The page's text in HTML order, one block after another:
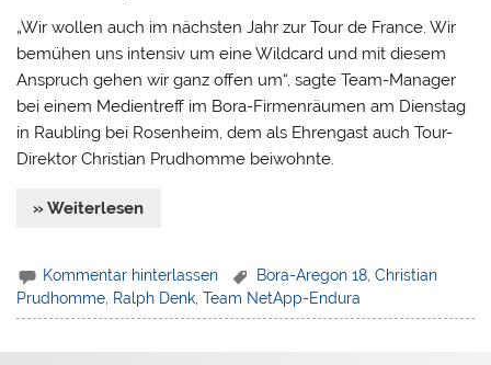
„Wir wollen auch im nächsten Jahr zur Tour de France. Wir
bemühen uns intensiv um eine Wildcard und mit diesem
Anspruch gehen wir ganz offen um“, sagte Team-Manager
bei einem Medientreff im Bora-Firmenräumen am Dienstag
in Raubling bei Rosenheim, dem als Ehrengast auch Tour-
Direktor Christian Prudhomme beiwohnte.
» Weiterlesen
Kommentar hinterlassen Bora-Aregon 18 ,Christian
Prudhomme, Ralph Denk,Team NetApp-Endura